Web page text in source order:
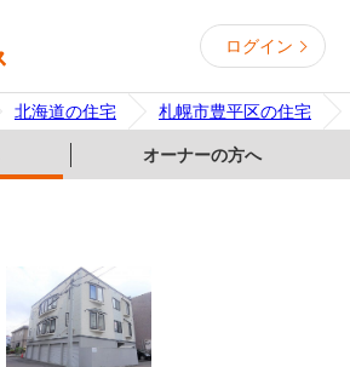
ログイン
北海道の住宅 札幌市豊平区の住宅
オーナーの方へ